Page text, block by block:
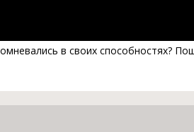
в своих способностях?